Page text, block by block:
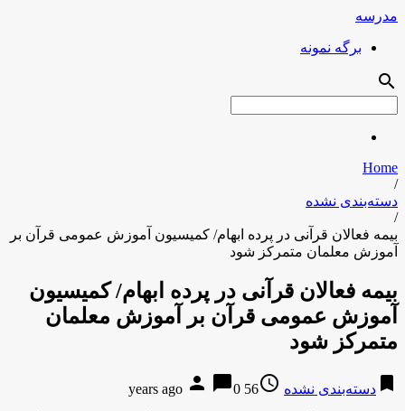
مدرسه
برگه نمونه
search
Home
/
دسته‌بندی نشده
/
بیمه فعالان قرآنی در پرده ابهام/ کمیسیون آموزش عمومی قرآن بر
آموزش معلمان متمرکز شود
بیمه فعالان قرآنی در پرده ابهام/ کمیسیون
آموزش عمومی قرآن بر آموزش معلمان
متمرکز شود
bookmark دسته‌بندی نشده access_time
56 years ago
person chat_bubble0